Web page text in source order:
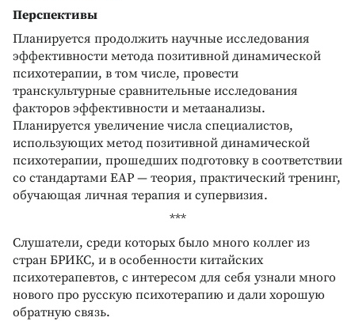
Перспективы
Планируется продолжить научные исследования
эффективности метода позитивной динамической
психотерапии, в том числе, провести
транскультурные сравнительные исследования
факторов эффективности и метаанализы.
Планируется увеличение числа специалистов,
использующих метод позитивной динамической
психотерапии, прошедших подготовку в соответствии
со стандартами ЕАР — теория, практический тренинг,
обучающая личная терапия и супервизия.
***
Слушатели, среди которых было много коллег из
стран БРИКС, и в особенности китайских
психотерапевтов, с интересом для себя узнали много
нового про русскую психотерапию и дали хорошую
обратную связь.